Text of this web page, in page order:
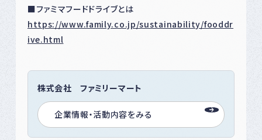
■ファミマフードドライブとは
https://www.family.co.jp/sustainability/fooddr
ive.html
株式会社 ファミリーマート
企業情報・活動内容をみる